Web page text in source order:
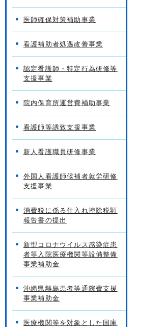
医師確保対策補助事業
看護補助者処遇改善事業
認定看護師・特定行為研修等
支援事業
院内保育所運営費補助事業
看護師等誘致支援事業
新人看護職員研修事業
外国人看護師候補者就労研修
支援事業
消費税に係る仕入れ控除税額
報告書の提出
新型コロナウイルス感染症患
者等入院医療機関等設備整備
事業補助金
沖縄県離島患者等通院費支援
事業補助金
医療機関等を対象とした国庫